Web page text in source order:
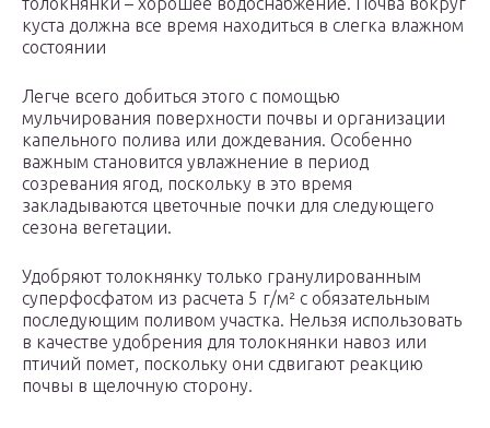
куста должна все время находиться в слегка влажном
состоянии
Легче всего добиться этого с помощью
мульчирования поверхности почвы и организации
капельного полива или дождевания. Особенно
важным становится увлажнение в период
созревания ягод, поскольку в это время
закладываются цветочные почки для следующего
сезона вегетации.
Удобряют толокнянку только гранулированным
суперфосфатом из расчета 5 г/м² с обязательным
последующим поливом участка. Нельзя использовать
в качестве удобрения для толокнянки навоз или
птичий помет, поскольку они сдвигают реакцию
почвы в щелочную сторону.